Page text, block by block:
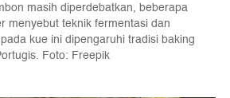
masih diperdebatkan, beberapa
menyebut teknik fermentasi dan
kue ini dipengaruhi tradisi baking
Foto: Freepik